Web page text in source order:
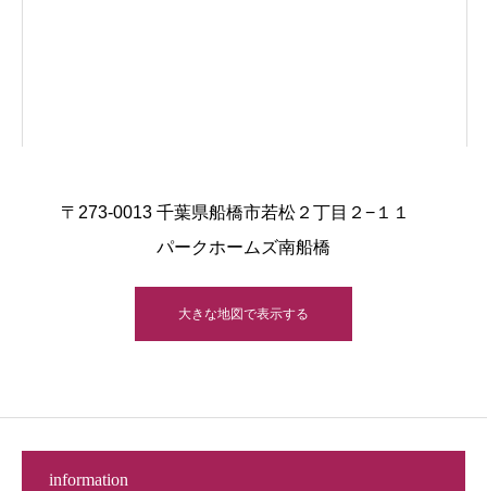
〒273-0013 千葉県船橋市若松２丁目２−１１
パークホームズ南船橋
大きな地図で表示する
information